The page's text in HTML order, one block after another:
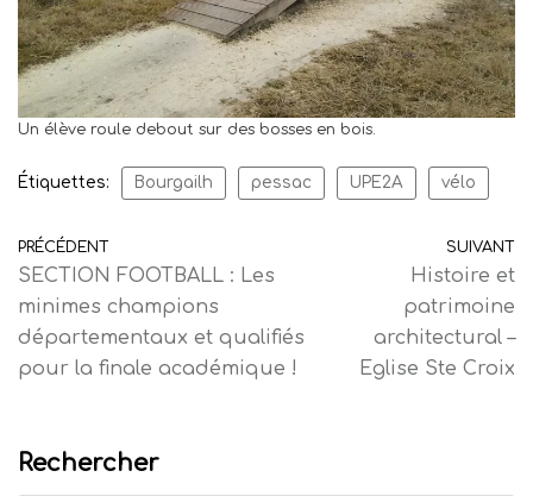
Un élève roule debout sur des bosses en bois.
Étiquettes: Bourgailh pessac UPE2A vélo
PRÉCÉDENT
SECTION FOOTBALL : Les
minimes champions
départementaux et qualifiés
pour la finale académique !
SUIVANT
Histoire et
patrimoine
architectural –
Eglise Ste Croix
Rechercher